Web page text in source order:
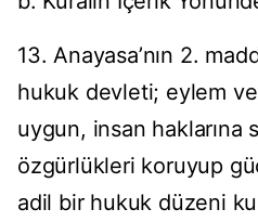
13. Anayasa’nın 2.
hukuk devleti; eylem
uygun, insan haklarına
özgürlükleri koruyup
adil bir hukuk düzeni